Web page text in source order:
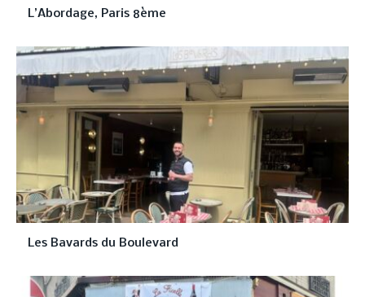
L’Abordage, Paris 8ème
Les Bavards du Boulevard